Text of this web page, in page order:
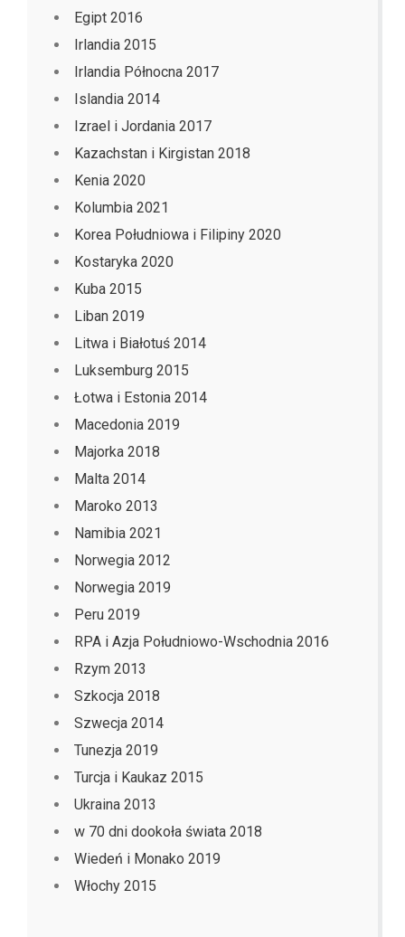
Egipt 2016
Irlandia 2015
Irlandia Północna 2017
Islandia 2014
Izrael i Jordania 2017
Kazachstan i Kirgistan 2018
Kenia 2020
Kolumbia 2021
Korea Południowa i Filipiny 2020
Kostaryka 2020
Kuba 2015
Liban 2019
Litwa i Białotuś 2014
Luksemburg 2015
Łotwa i Estonia 2014
Macedonia 2019
Majorka 2018
Malta 2014
Maroko 2013
Namibia 2021
Norwegia 2012
Norwegia 2019
Peru 2019
RPA i Azja Południowo-Wschodnia 2016
Rzym 2013
Szkocja 2018
Szwecja 2014
Tunezja 2019
Turcja i Kaukaz 2015
Ukraina 2013
w 70 dni dookoła świata 2018
Wiedeń i Monako 2019
Włochy 2015